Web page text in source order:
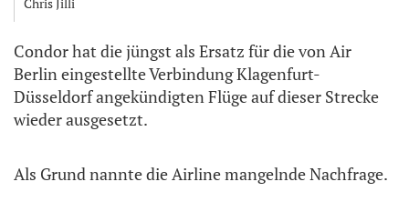
Condor hat die jüngst als Ersatz für die von Air
Berlin eingestellte Verbindung Klagenfurt-
Düsseldorf angekündigten Flüge auf dieser Strecke
wieder ausgesetzt.
Als Grund nannte die Airline mangelnde Nachfrage.